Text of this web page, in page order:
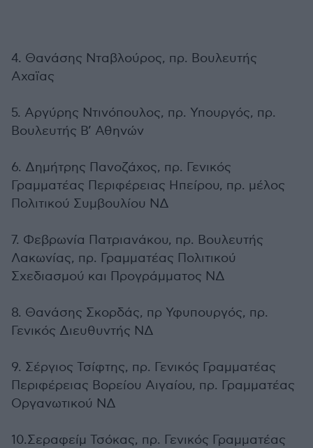
4. Θανάσης Νταβλούρος, πρ. Βουλευτής
Αχαϊας
5. Αργύρης Ντινόπουλος, πρ. Υπουργός, πρ.
Βουλευτής Β’ Αθηνών
6. Δημήτρης Πανοζάχος, πρ. Γενικός
Γραμματέας Περιφέρειας Ηπείρου, πρ. μέλος
Πολιτικού Συμβουλίου ΝΔ
7. Φεβρωνία Πατριανάκου, πρ. Βουλευτής
Λακωνίας, πρ. Γραμματέας Πολιτικού
Σχεδιασμού και Προγράμματος ΝΔ
8. Θανάσης Σκορδάς, πρ Υφυπουργός, πρ.
Γενικός Διευθυντής ΝΔ
9. Σέργιος Τσίφτης, πρ. Γενικός Γραμματέας
Περιφέρειας Βορείου Αιγαίου, πρ. Γραμματέας
Οργανωτικού ΝΔ
10.Σεραφείμ Τσόκας, πρ. Γενικός Γραμματέας